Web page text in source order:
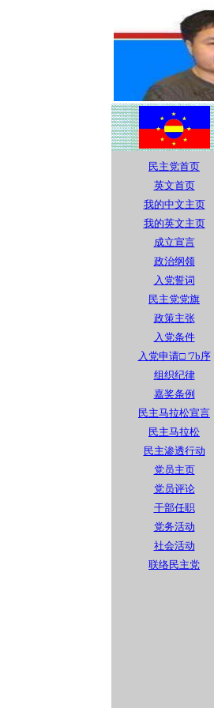
民主党首页
英文首页
我的中文主页
我的英文主页
成立宣言
政治纲领
入党誓词
民主党党旗
政策主张
入党条件
入党申请□ '7b序
组织纪律
嘉奖条例
民主马拉松宣言
民主马拉松
民主渗透行动
党员主页
党员评论
干部任职
党务活动
社会活动
联络民主党